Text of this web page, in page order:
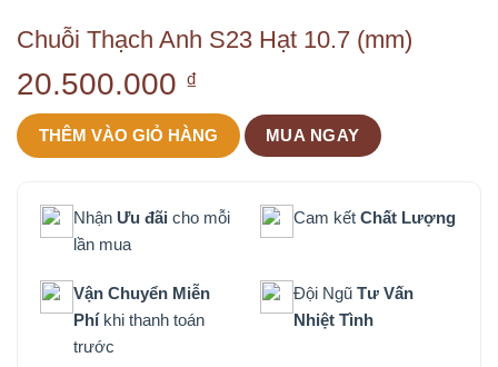
Chuỗi Thạch Anh S23 Hạt 10.7 (mm)
20.500.000 ₫
THÊM VÀO GIỎ HÀNG MUA NGAY
Nhận Ưu đãi cho mỗi
lần mua
Cam kết Chất Lượng
Vận Chuyển Miễn
Phíkhi thanh toán
trước
Đội Ngũ Tư Vấn
Nhiệt Tình